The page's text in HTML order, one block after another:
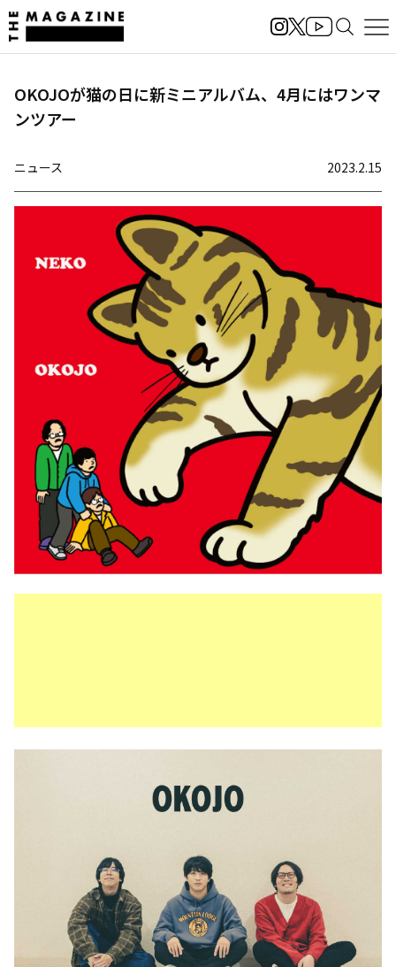
OKOJOが猫の日に新ミニアルバム、4月にはワンマ
ンツアー
ニュース 2023.2.15